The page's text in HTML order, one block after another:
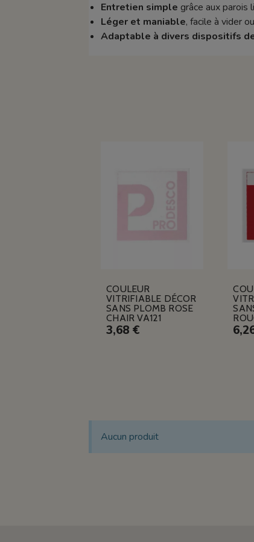
Entretien simple grâce aux parois
Léger et maniable, facile à vider
Adaptable à divers dispositifs
COULEUR
VITRIFIABLE DÉCOR
SANS PLOMB ROSE
CHAIR VA121
3,68 €
Aucun produit